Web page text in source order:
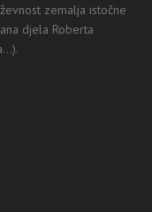
zemalja istočne
djela Roberta